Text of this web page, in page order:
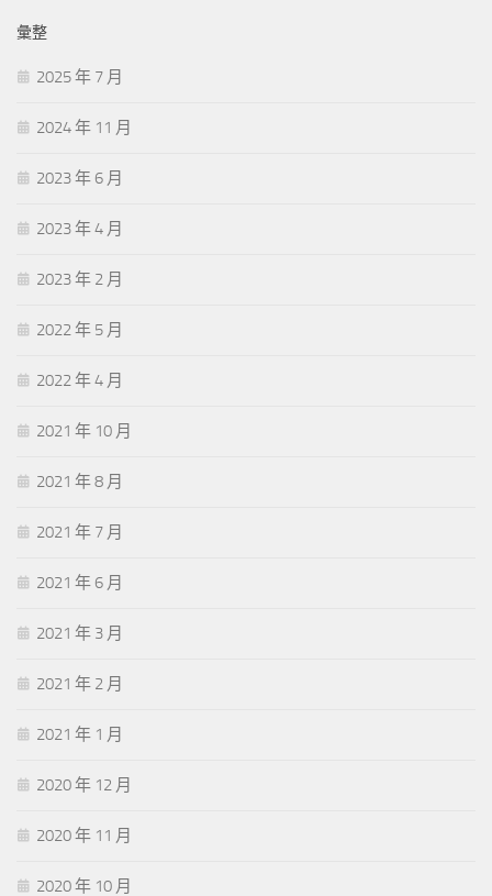
彙整
2025 年 7 月
2024 年 11 月
2023 年 6 月
2023 年 4 月
2023 年 2 月
2022 年 5 月
2022 年 4 月
2021 年 10 月
2021 年 8 月
2021 年 7 月
2021 年 6 月
2021 年 3 月
2021 年 2 月
2021 年 1 月
2020 年 12 月
2020 年 11 月
2020 年 10 月